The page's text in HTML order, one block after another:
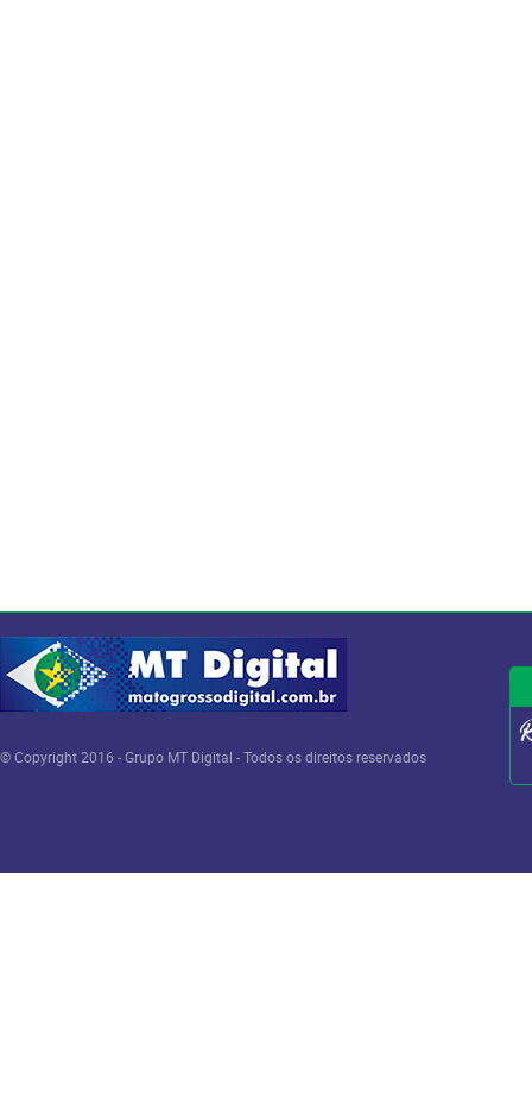
© Copyright 2016 - Grupo MT Digital - Todos os direitos reservados